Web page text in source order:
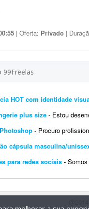
| Oferta: Privado |
HOT com identidade
plus size - Estou
- Procuro profissional com
cápsula masculina/
para redes sociais - Somos